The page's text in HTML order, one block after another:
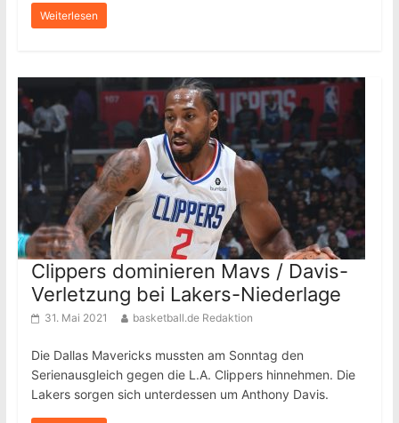
Weiterlesen
Clippers dominieren Mavs / Davis-
Verletzung bei Lakers-Niederlage
31. Mai 2021 basketball.de Redaktion
Die Dallas Mavericks mussten am Sonntag den
Serienausgleich gegen die L.A. Clippers hinnehmen. Die
Lakers sorgen sich unterdessen um Anthony Davis.